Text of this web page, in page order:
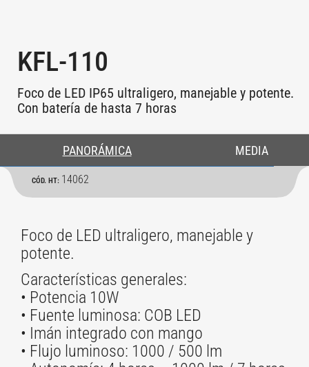
KFL-110
Foco de LED IP65 ultraligero, manejable y potente.
Con batería de hasta 7 horas
PANORÁMICA MEDIA
CÓD. HT: 14062
Foco de LED ultraligero, manejable y
potente.
Características generales:
• Potencia 10W
• Fuente luminosa: COB LED
• Imán integrado con mango
• Flujo luminoso: 1000 / 500 lm